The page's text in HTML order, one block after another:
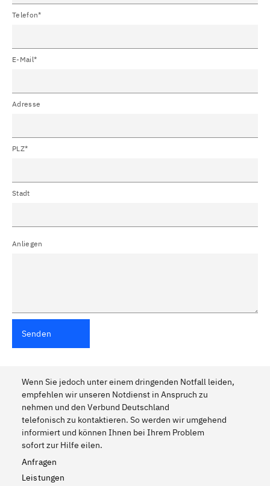
Telefon*
E-Mail*
Adresse
PLZ*
Stadt
Anliegen
Senden
Wenn Sie jedoch unter einem dringenden Notfall leiden,
empfehlen wir unseren Notdienst in Anspruch zu
nehmen und den Verbund Deutschland
telefonisch zu kontaktieren. So werden wir umgehend
informiert und können Ihnen bei Ihrem Problem
sofort zur Hilfe eilen.
Anfragen
Leistungen